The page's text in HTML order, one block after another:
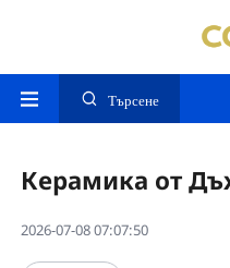
Търсене
Керамика от
2026-07-08 07:07:50